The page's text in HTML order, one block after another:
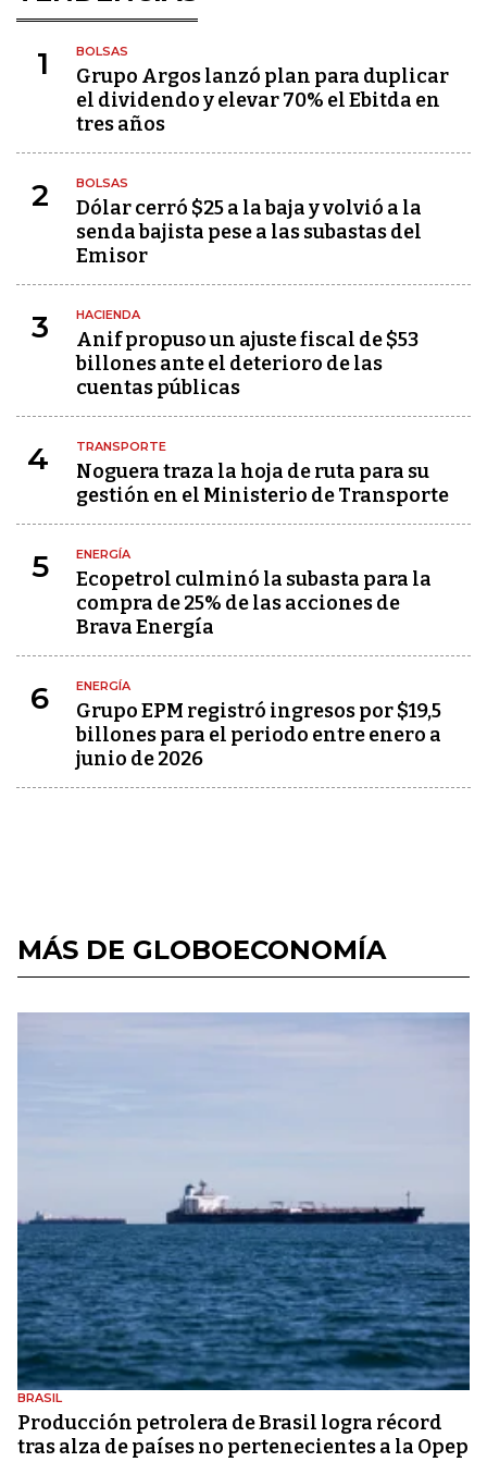
1 BOLSAS
Grupo Argos lanzó plan para duplicar
el dividendo y elevar 70% el Ebitda en
tres años
2 BOLSAS
Dólar cerró $25 a la baja y volvió a la
senda bajista pese a las subastas del
Emisor
3 HACIENDA
Anif propuso un ajuste fiscal de $53
billones ante el deterioro de las
cuentas públicas
4 TRANSPORTE
Noguera traza la hoja de ruta para su
gestión en el Ministerio de Transporte
5 ENERGÍA
Ecopetrol culminó la subasta para la
compra de 25% de las acciones de
Brava Energía
6 ENERGÍA
Grupo EPM registró ingresos por $19,5
billones para el periodo entre enero a
junio de 2026
MÁS DE GLOBOECONOMÍA
BRASIL
Producción petrolera de Brasil logra récord
tras alza de países no pertenecientes a la Opep